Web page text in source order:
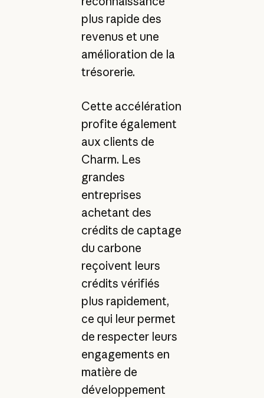
plus rapide des
revenus et une
amélioration de la
trésorerie.
Cette accélération
profite également
aux clients de
Charm. Les
grandes
entreprises
achetant des
crédits de captage
du carbone
reçoivent leurs
crédits vérifiés
plus rapidement,
ce qui leur permet
de respecter leurs
engagements en
matière de
développement